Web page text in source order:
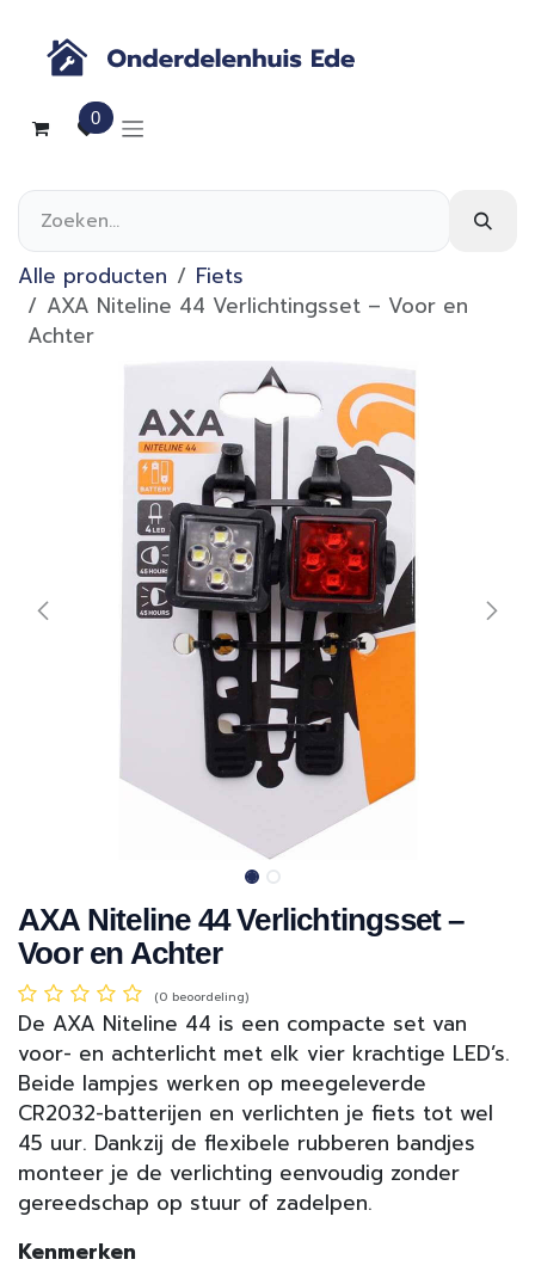
0
Alle producten
Fiets
AXA Niteline 44 Verlichtingsset – Voor en
Achter
AXA Niteline 44 Verlichtingsset –
Voor en Achter
(0 beoordeling)
De AXA Niteline 44 is een compacte set van
voor- en achterlicht met elk vier krachtige LED’s.
Beide lampjes werken op meegeleverde
CR2032-batterijen en verlichten je fiets tot wel
45 uur. Dankzij de flexibele rubberen bandjes
monteer je de verlichting eenvoudig zonder
gereedschap op stuur of zadelpen.
Kenmerken